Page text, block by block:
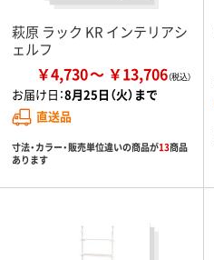
萩原 ラック KR インテリアシ
ェルフ
￥4,730 ￥13,706
お届け日：8月25日（火）まで
直送品
寸法・カラー・販売単位違いの商品が13商品
あります